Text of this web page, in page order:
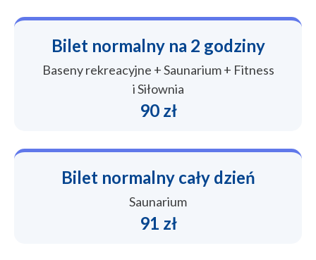
Bilet normalny na 2 godziny
Baseny rekreacyjne + Saunarium + Fitness
i Siłownia
90 zł
Bilet normalny cały dzień
Saunarium
91 zł